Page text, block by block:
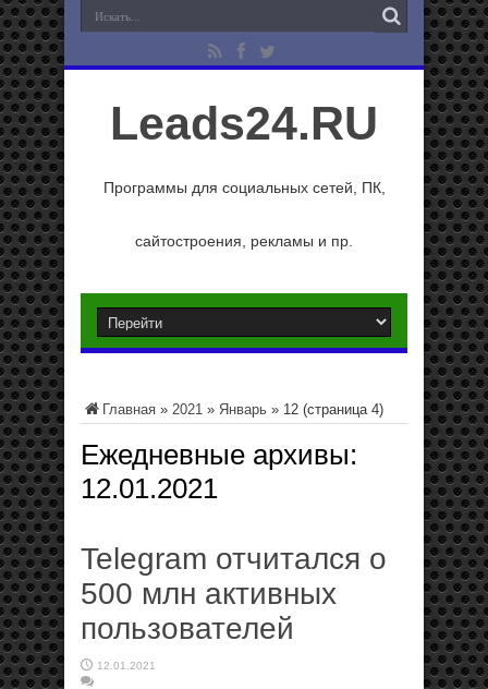
Leads24.RU
Программы для социальных сетей, ПК,
сайтостроения, рекламы и пр.
Главная » 2021 » Январь » 12 (страница 4)
Ежедневные архивы:
12.01.2021
Telegram отчитался о
500 млн активных
пользователей
12.01.2021